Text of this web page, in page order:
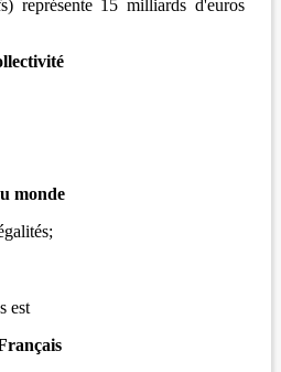
représente 15 milliards d'euros
monde
est